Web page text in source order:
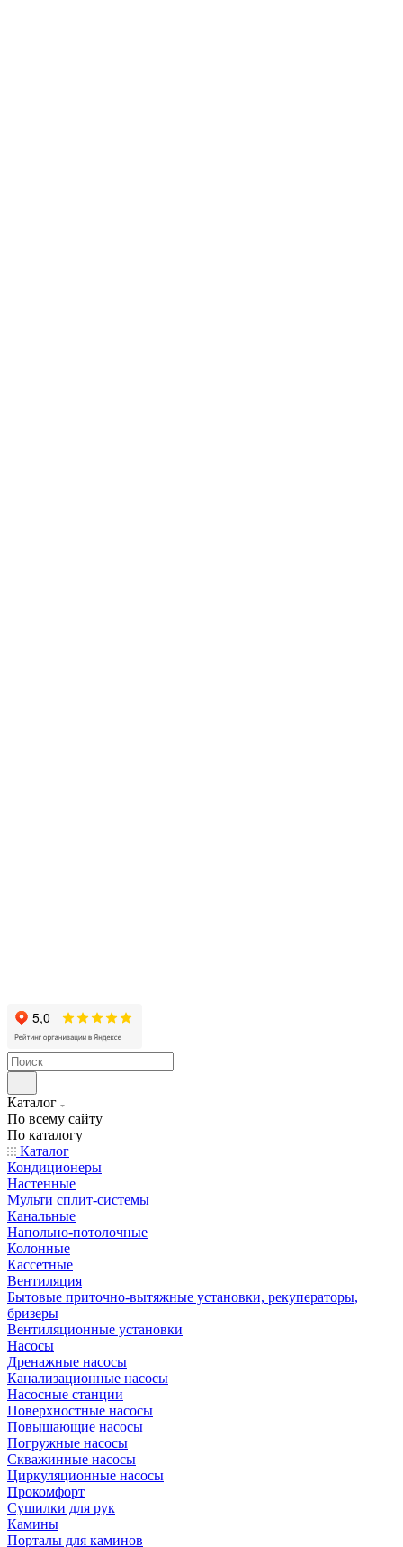
Каталог
По всему сайту
По каталогу
Каталог
Кондиционеры
Настенные
Мульти сплит-системы
Канальные
Напольно-потолочные
Колонные
Кассетные
Вентиляция
Бытовые приточно-вытяжные установки, рекуператоры,
бризеры
Вентиляционные установки
Насосы
Дренажные насосы
Канализационные насосы
Насосные станции
Поверхностные насосы
Повышающие насосы
Погружные насосы
Скважинные насосы
Циркуляционные насосы
Прокомфорт
Сушилки для рук
Камины
Порталы для каминов